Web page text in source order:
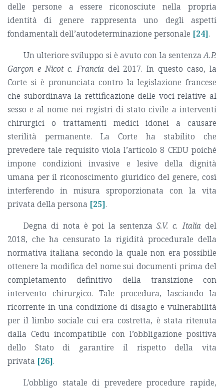
delle persone a essere riconosciute nella propria
identità di genere rappresenta uno degli aspetti
fondamentali dell’autodeterminazione personale [24].
Un ulteriore sviluppo si è avuto con la sentenzaA.P.
Garçon e Nicot c. Franciadel 2017. In questo caso, la
Corte si è pronunciata contro la legislazione francese
che subordinava la rettificazione delle voci relative al
sesso e al nome nei registri di stato civile a interventi
chirurgici o trattamenti medici idonei a causare
sterilità permanente. La Corte ha stabilito che
prevedere tale requisito viola l’articolo 8 CEDU poiché
impone condizioni invasive e lesive della dignità
umana per il riconoscimento giuridico del genere, così
interferendo in misura sproporzionata con la vita
privata della persona [25].
Degna di nota è poi la sentenzaS.V. c. Italiadel
2018, che ha censurato la rigidità procedurale della
normativa italiana secondo la quale non era possibile
ottenere la modifica del nome sui documenti prima del
completamento definitivo della transizione con
intervento chirurgico. Tale procedura, lasciando la
ricorrente in una condizione di disagio e vulnerabilità
per il limbo sociale cui era costretta, è stata ritenuta
dalla Cedu incompatibile con l’obbligazione positiva
dello Stato di garantire il rispetto della vita
privata [26].
L’obbligo statale di prevedere procedure rapide,